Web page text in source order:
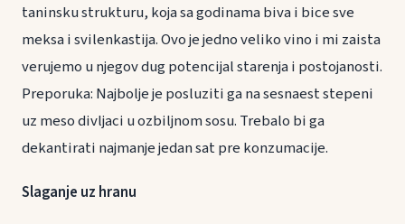
taninsku strukturu, koja sa godinama biva i bice sve
meksa i svilenkastija. Ovo je jedno veliko vino i mi zaista
verujemo u njegov dug potencijal starenja i postojanosti.
Preporuka: Najbolje je posluziti ga na sesnaest stepeni
uz meso divljaci u ozbiljnom sosu. Trebalo bi ga
dekantirati najmanje jedan sat pre konzumacije.
Slaganje uz hranu